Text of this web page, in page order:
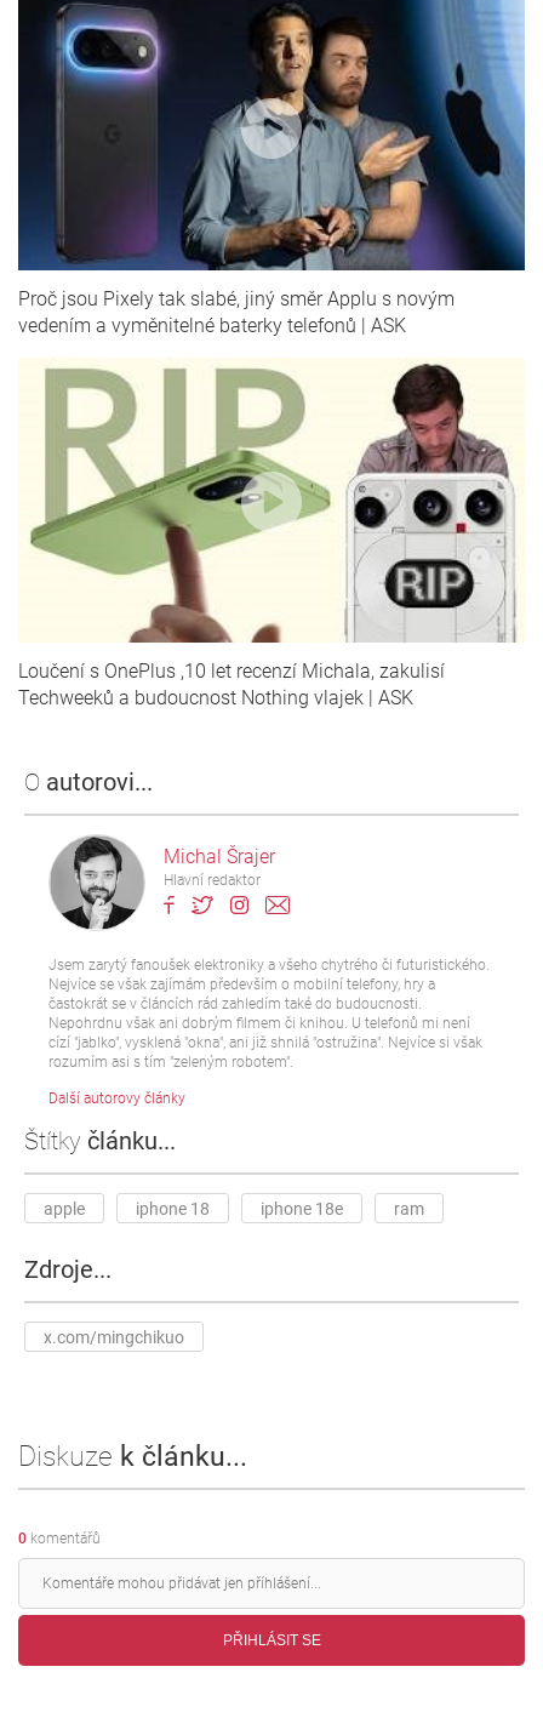
O autorovi...
Michal Šrajer
Hlavní redaktor
Jsem zarytý fanoušek elektroniky a všeho chytrého či futuristického.
Nejvíce se však zajímám především o mobilní telefony, hry a
častokrát se v článcích rád zahledím také do budoucnosti.
Nepohrdnu však ani dobrým filmem či knihou. U telefonů mi není
cízí "jablko", vysklená "okna", ani již shnilá "ostružina". Nejvíce si však
rozumím asi s tím "zeleným robotem".
Další autorovy články
Štítky článku...
apple iphone 18 iphone 18e ram
Zdroje...
x.com/mingchikuo
Proč jsou Pixely tak slabé, jiný směr Applu s novým
vedením a vyměnitelné baterky telefonů | ASK
Loučení s OnePlus ,10 let recenzí Michala, zakulisí
Techweeků a budoucnost Nothing vlajek | ASK
Diskuze k článku...
0 komentářů
PŘIHLÁSIT SE